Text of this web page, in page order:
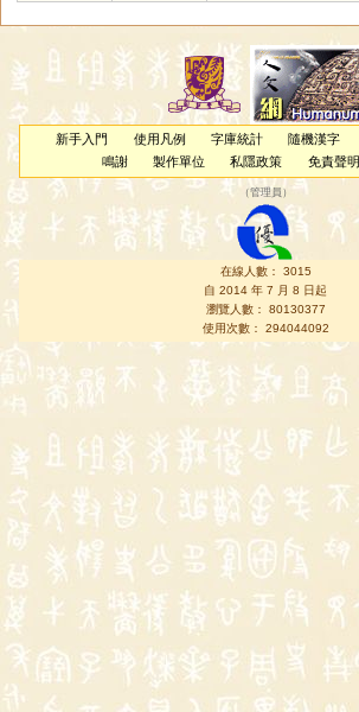
新手入門 使用凡例 字庫統計 隨機漢字
鳴謝
製作單位 私隱政策 免責聲明
（管理員 ）
在線人數： 3015
自 2014 年 7 月 8 日起
瀏覽人數： 80130377
使用次數： 294044092